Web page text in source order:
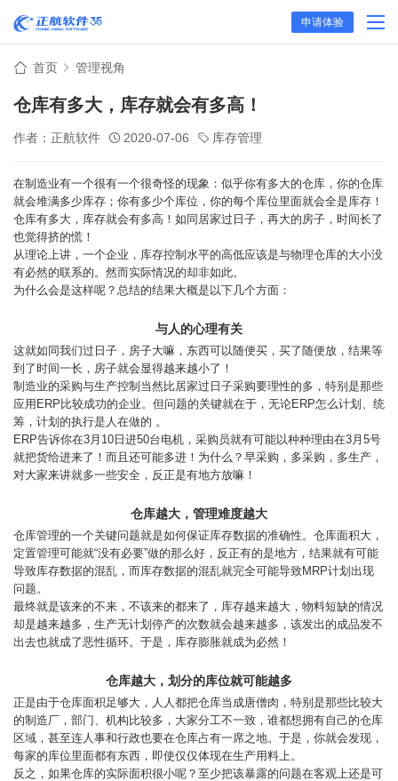
申请体验
首页 管理视角
仓库有多大，库存就会有多高！
作者：正航软件 2020-07-06 库存管理
在制造业有一个很有一个很奇怪的现象：似乎你有多大的仓库，你的仓库
就会堆满多少库存；你有多少个库位，你的每个库位里面就会全是库存！
仓库有多大，库存就会有多高！如同居家过日子，再大的房子，时间长了
也觉得挤的慌！
从理论上讲，一个企业，库存控制水平的高低应该是与物理仓库的大小没
有必然的联系的。然而实际情况的却非如此。
为什么会是这样呢？总结的结果大概是以下几个方面：
与人的心理有关
这就如同我们过日子，房子大嘛，东西可以随便买，买了随便放，结果等
到了时间一长，房子就会显得越来越小了！
制造业的采购与生产控制当然比居家过日子采购要理性的多，特别是那些
应用ERP比较成功的企业。但问题的关键就在于，无论ERP怎么计划、统
筹，计划的执行是人在做的 。
ERP告诉你在3月10日进50台电机，采购员就有可能以种种理由在3月5号
就把货给进来了！而且还可能多进！为什么？早采购，多采购，多生产，
对大家来讲就多一些安全，反正是有地方放嘛！
仓库越大，管理难度越大
仓库管理的一个关键问题就是如何保证库存数据的准确性。仓库面积大，
定置管理可能就“没有必要”做的那么好，反正有的是地方，结果就有可能
导致库存数据的混乱，而库存数据的混乱就完全可能导致MRP计划出现
问题。
最终就是该来的不来，不该来的都来了，库存越来越大，物料短缺的情况
却是越来越多，生产无计划停产的次数就会越来越多，该发出的成品发不
出去也就成了恶性循环。于是，库存膨胀就成为必然！
仓库越大，划分的库位就可能越多
正是由于仓库面积足够大，人人都把仓库当成唐僧肉，特别是那些比较大
的制造厂，部门、机构比较多，大家分工不一致，谁都想拥有自己的仓库
区域，甚至连人事和行政也要在仓库占有一席之地。于是，你就会发现，
每家的库位里面都有东西，即使仅仅体现在生产用料上。
反之，如果仓库的实际面积很小呢？至少把该暴露的问题在客观上还是可